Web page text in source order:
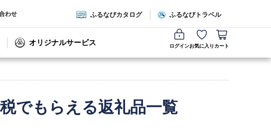
わせ ふるなびカタログ ふるなびトラベル
オリジナルサービス ログインお気に入り カート
でもらえる返礼品一覧